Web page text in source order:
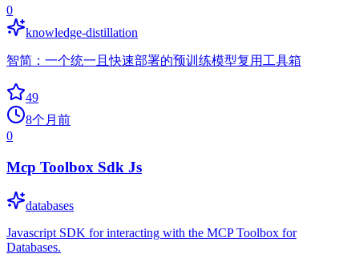
0
knowledge-distillation
智简：一个统一且快速部署的预训练模型复用工具箱
49
8个月前
0
Mcp Toolbox Sdk Js
databases
Javascript SDK for interacting with the MCP Toolbox for
Databases.